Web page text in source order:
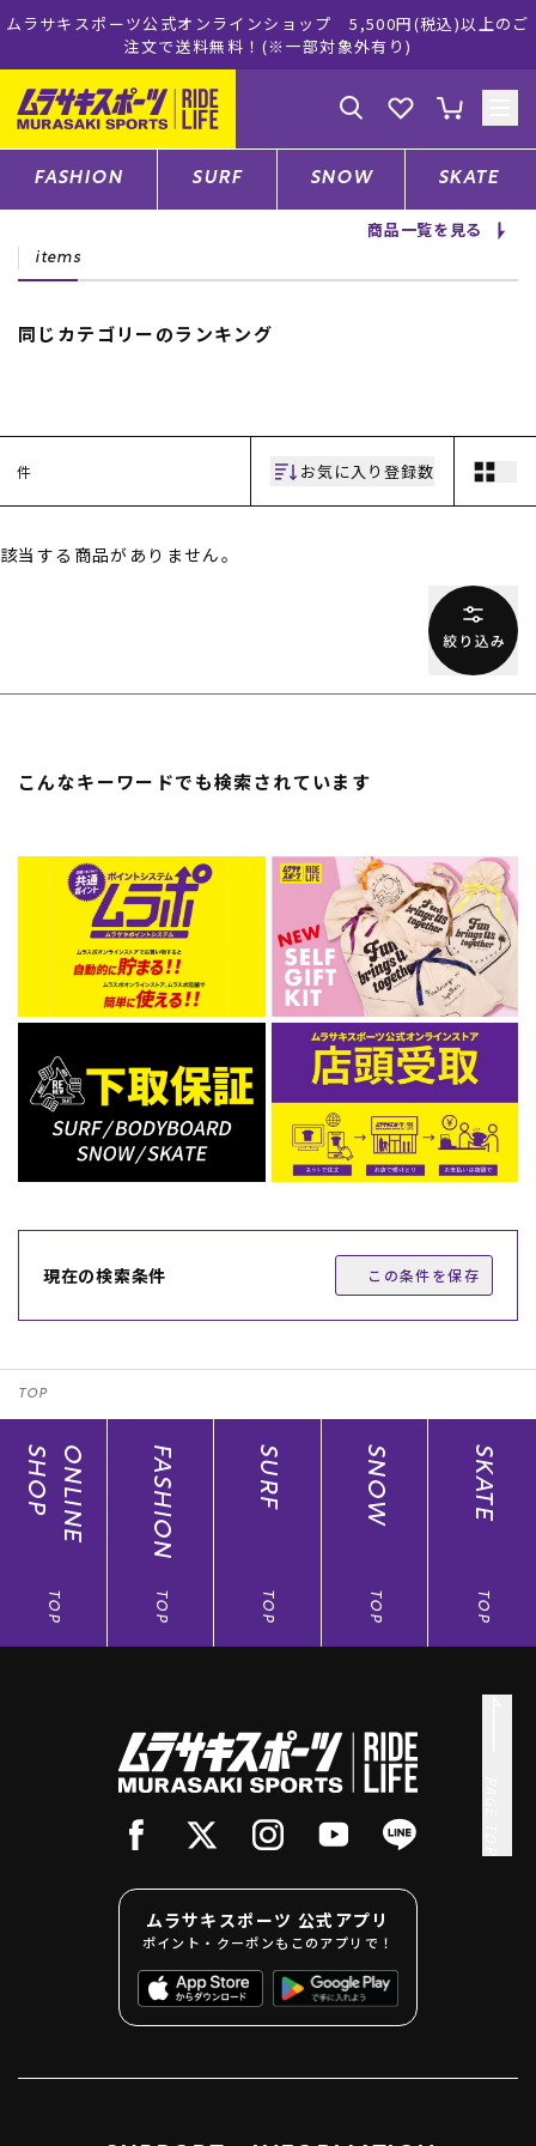
ムラサキスポーツ公式オンラインショップ 5,500円(税込)以上のご
注文で送料無料！(※一部対象外有り)
ゲスト様
ログイン 会員登録
ファッションTOP
サーフTOP
RIDE LIFE MAGAZINE一
スタッフスナップ
中古/アウトレット サー
中古/アウトレット スノ
店頭受取サービス
ギフトラッピング
アフターサポート
下取り保証について
よくある質問
店舗一覧
お問い合わせ
ニュース
ムラサキスポーツ 公式アプリ
FASHION SURF SNOW SKATE
商品一覧を見る
items
同じカテゴリーのランキング
件 お気に入り登録数
該当する商品がありません。
こんなキーワードでも検索されています
現在の検索条件 この条件を保存
TOP
ONLINE
SHOP
TOP
FASHION
TOP
SURF
TOP
SNOW
TOP
SKATE
TOP
ムラサキスポーツ 公式アプリ
ポイント・クーポンもこのアプリで！